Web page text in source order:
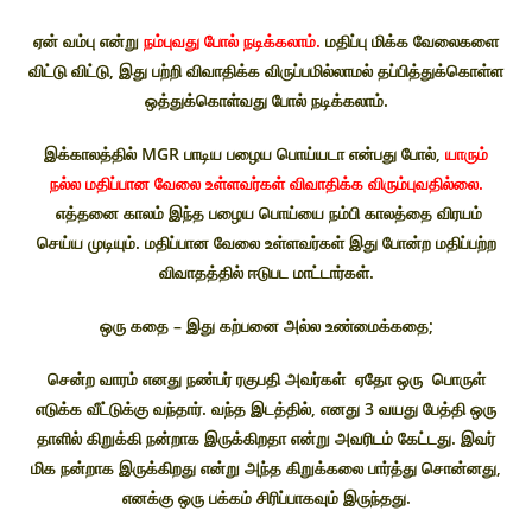
ஏன் வம்பு என்று நம்புவது போல் நடிக்கலாம். மதிப்பு மிக்க வேலைகளை
விட்டு விட்டு, இது பற்றி விவாதிக்க விருப்பமில்லாமல் தப்பித்துக்கொள்ள
ஒத்துக்கொள்வது போல் நடிக்கலாம்.
இக்காலத்தில் MGR பாடிய பழைய பொய்யடா என்பது போல், யாரும்
நல்ல மதிப்பான வேலை உள்ளவர்கள் விவாதிக்க விரும்புவதில்லை.
எத்தனை காலம் இந்த பழைய பொய்யை நம்பி காலத்தை விரயம்
செய்ய முடியும். மதிப்பான வேலை உள்ளவர்கள் இது போன்ற மதிப்பற்ற
விவாதத்தில் ஈடுபட மாட்டார்கள்.
ஒரு கதை – இது கற்பனை அல்ல உண்மைக்கதை;
சென்ற வாரம் எனது நண்பர் ரகுபதி அவர்கள் ஏதோ ஒரு பொருள்
எடுக்க வீட்டுக்கு வந்தார். வந்த இடத்தில், எனது 3 வயது பேத்தி ஒரு
தாளில் கிறுக்கி நன்றாக இருக்கிறதா என்று அவரிடம் கேட்டது. இவர்
மிக நன்றாக இருக்கிறது என்று அந்த கிறுக்கலை பார்த்து சொன்னது,
எனக்கு ஒரு பக்கம் சிரிப்பாகவும் இருந்தது.